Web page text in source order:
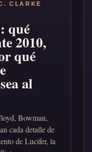
CLARKE
qué
2010,
qué
al
Bowman,
cada detalle de
de Lucifer, la